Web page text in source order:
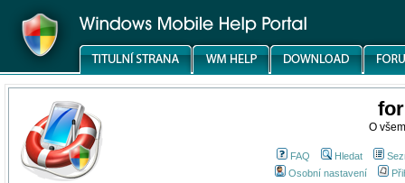
O
FAQ Hledat
Osobní nastavení